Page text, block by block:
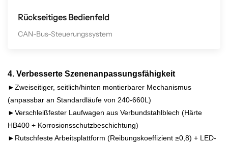
Rückseitiges Bedienfeld
CAN-Bus-Steuerungssystem
4. Verbesserte Szenenanpassungsfähigkeit
►Zweiseitiger, seitlich/hinten montierbarer Mechanismus
(anpassbar an Standardläufe von 240-660L)
►Verschleißfester Laufwagen aus Verbundstahlblech (Härte
HB400 + Korrosionsschutzbeschichtung)
►Rutschfeste Arbeitsplattform (Reibungskoeffizient ≥0,8) + LED-